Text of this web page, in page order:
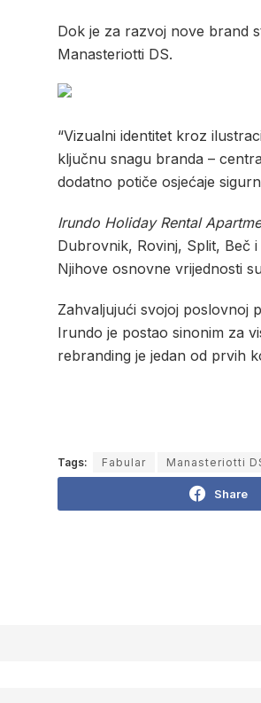
Dok je za razvoj nove brand
Manasteriotti DS.
“Vizualni identitet kroz
ključnu snagu branda –
dodatno potiče osjećaje
Irundo Holiday Rental
Dubrovnik, Rovinj, Split, Beč
Njihove osnovne vrijednosti
Zahvaljujući svojoj poslovnoj
Irundo je postao sinonim za
rebranding je jedan od prvih
Tags: Fabular Manasteriotti
Share